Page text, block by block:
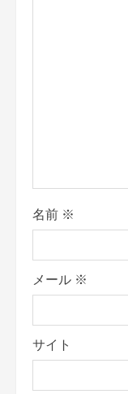
i
o
n
名前 ※
メール ※
サイト